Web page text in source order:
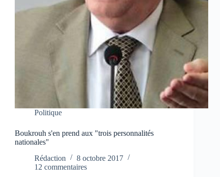
Politique
Boukrouh s'en prend aux "trois personnalités
nationales"
Rédaction
8 octobre 2017
12 commentaires